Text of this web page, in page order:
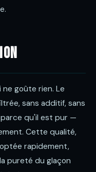
goûte rien. Le
sans additif, sans
qu'il est pur —
Cette qualité,
rapidement,
pureté du glaçon